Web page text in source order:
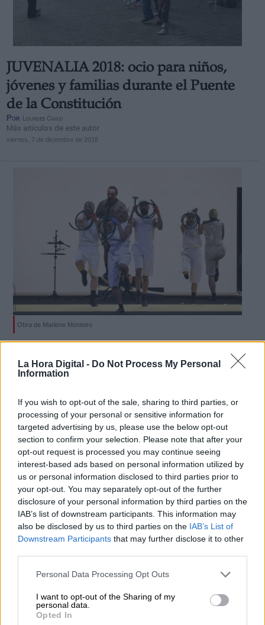
La Hora Digital - Do Not Process My Personal
Information
If you wish to opt-out of the sale, sharing to third parties, or
processing of your personal or sensitive information for
targeted advertising by us, please use the below opt-out
section to confirm your selection. Please note that after your
opt-out request is processed you may continue seeing
interest-based ads based on personal information utilized by
us or personal information disclosed to third parties prior to
your opt-out. You may separately opt-out of the further
disclosure of your personal information by third parties on the
IAB’s list of downstream participants. This information may
also be disclosed by us to third parties on the IAB’s List of
Downstream Participants that may further disclose it to other
Personal Data Processing Opt Outs
I want to opt-out of the Sharing of my
personal data.
Opted In
JUVENALIA 2018: ocio para niños,
jóvenes y familias durante el Puente
de la Constitución
Por Lourdes Chico
Más artículos de este autor
viernes, 7 de diciembre de 2018
Obra de Marlene Monteiro
semana
viernes, 18 de enero de 2019
Alex O’Dogherty llega a Getafe con su
monólogo de humor ‘
Derechos:
link
Información adicional
link